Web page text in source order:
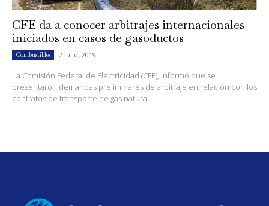
CFE da a conocer arbitrajes internacionales
iniciados en casos de gasoductos
Combustibles 2 julio, 2019
La Comisión Federal de Electricidad (CFE), informó que se
presentaron demandas preliminares de arbitraje en relación con los
contratos de transporte de gas natural...